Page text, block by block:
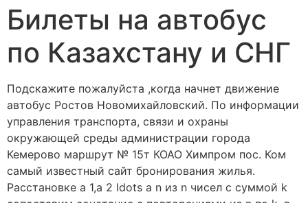
Билеты на автобус
по Казахстану и СНГ
Подскажите пожалуйста ,когда начнет движение
автобус Ростов Новомихайловский. По информации
управления транспорта, связи и охраны
окружающей среды администрации города
Кемерово маршрут № 15т КОАО Химпром пос. Ком
самый известный сайт бронирования жилья.
Расстановке a 1,a 2 ldots a n из n чисел с суммой k